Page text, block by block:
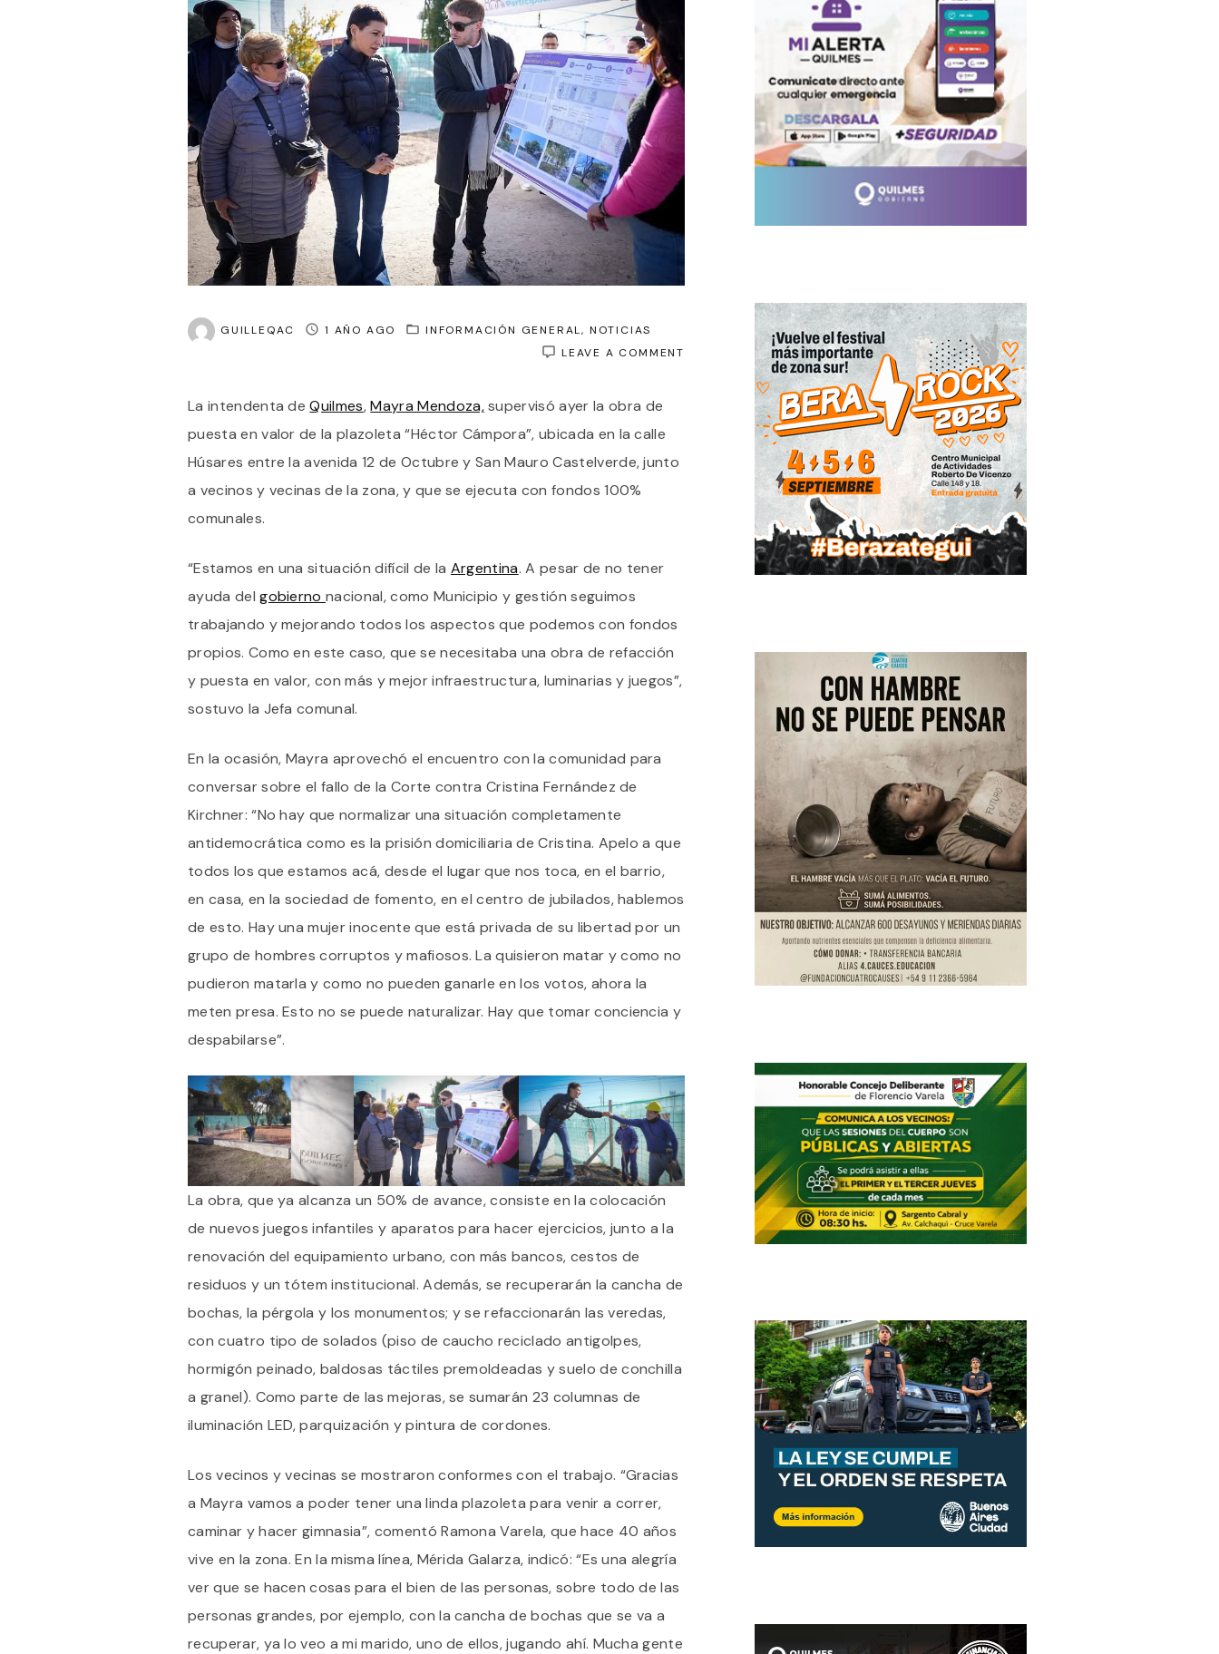
GUILLEQAC 1 AÑO AGO INFORMACIÓN GENERAL NOTICIAS
LEAVE A COMMENT
La intendenta deQuilmes,Mayra Mendoza,supervisó ayer la obra de
puesta en valor de la plazoleta “Héctor Cámpora”, ubicada en la calle
Húsares entre la avenida 12 de Octubre y San Mauro Castelverde, junto
a vecinos y vecinas de la zona, y que se ejecuta con fondos 100%
comunales.
“Estamos en una situación difícil de la Argentina. A pesar de no tener
ayuda delgobiernonacional, como Municipio y gestión seguimos
trabajando y mejorando todos los aspectos que podemos con fondos
propios. Como en este caso, que se necesitaba una obra de refacción
y puesta en valor, con más y mejor infraestructura, luminarias y juegos”,
sostuvo la Jefa comunal.
En la ocasión, Mayra aprovechó el encuentro con la comunidad para
conversar sobre el fallo de la Corte contra Cristina Fernández de
Kirchner: “No hay que normalizar una situación completamente
antidemocrática como es la prisión domiciliaria de Cristina. Apelo a que
todos los que estamos acá, desde el lugar que nos toca, en el barrio,
en casa, en la sociedad de fomento, en el centro de jubilados, hablemos
de esto. Hay una mujer inocente que está privada de su libertad por un
grupo de hombres corruptos y mafiosos. La quisieron matar y como no
pudieron matarla y como no pueden ganarle en los votos, ahora la
meten presa. Esto no se puede naturalizar. Hay que tomar conciencia y
despabilarse”.
La obra, que ya alcanza un 50% de avance, consiste en la colocación
de nuevos juegos infantiles y aparatos para hacer ejercicios, junto a la
renovación del equipamiento urbano, con más bancos, cestos de
residuos y un tótem institucional. Además, se recuperarán la cancha de
bochas, la pérgola y los monumentos; y se refaccionarán las veredas,
con cuatro tipo de solados (piso de caucho reciclado antigolpes,
hormigón peinado, baldosas táctiles premoldeadas y suelo de conchilla
a granel). Como parte de las mejoras, se sumarán 23 columnas de
iluminación LED, parquización y pintura de cordones.
Los vecinos y vecinas se mostraron conformes con el trabajo. “Gracias
a Mayra vamos a poder tener una linda plazoleta para venir a correr,
caminar y hacer gimnasia”, comentó Ramona Varela, que hace 40 años
vive en la zona. En la misma línea, Mérida Galarza, indicó: “Es una alegría
ver que se hacen cosas para el bien de las personas, sobre todo de las
personas grandes, por ejemplo, con la cancha de bochas que se va a
recuperar, ya lo veo a mi marido, uno de ellos, jugando ahí. Mucha gente